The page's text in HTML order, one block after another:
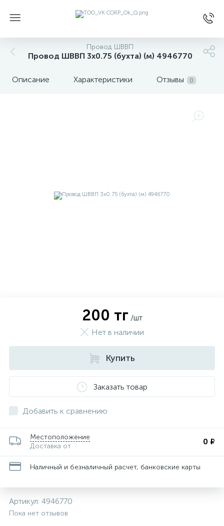
Провод ШВВП
Провод ШВВП 3х0.75 (бухта) (м) 4946770
Описание Характеристики Отзывы 0
200 тг /шт
Нет в наличии
Купить
Заказать товар
Добавить к сравнению
Местоположение
Доставка от
0 ₽
Наличный и безналичный расчет, банковские карты
Артикул: 4946770
Пока нет отзывов